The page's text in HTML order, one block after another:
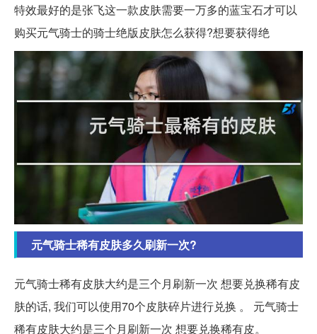
特效最好的是张飞这一款皮肤需要一万多的蓝宝石才可以
购买元气骑士的骑士绝版皮肤怎么获得?想要获得绝
元气骑士稀有皮肤多久刷新一次?
元气骑士稀有皮肤大约是三个月刷新一次 想要兑换稀有皮
肤的话, 我们可以使用70个皮肤碎片进行兑换 。 元气骑士
稀有皮肤大约是三个月刷新一次 想要兑换稀有皮。